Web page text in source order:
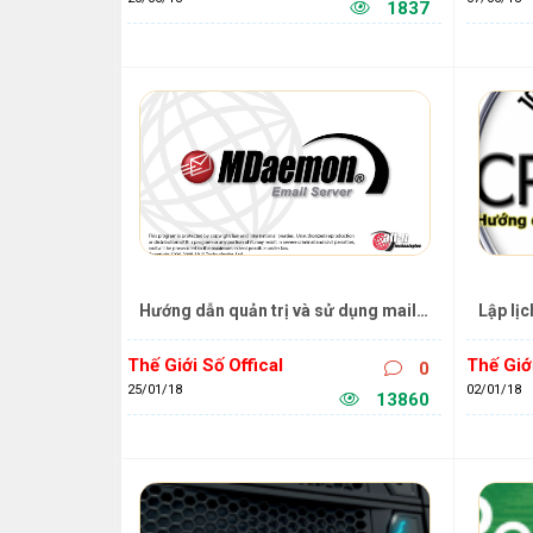
1837
Hướng dẫn quản trị và sử dụng mail
Thế Giới Số Offical
25/01/18
0
13860
Lập
Thế
02/01/18